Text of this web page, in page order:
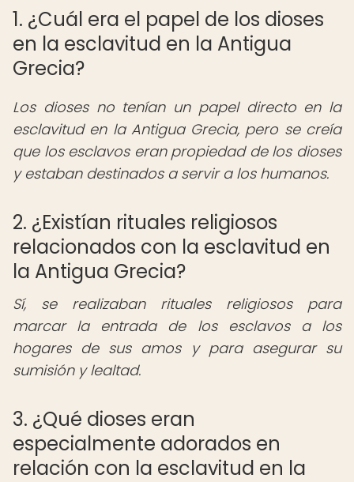
1. ¿Cuál era el papel de los dioses
en la esclavitud en la Antigua
Grecia?
Los dioses no tenían un papel directo en la
esclavitud en la Antigua Grecia, pero se creía
que los esclavos eran propiedad de los dioses
y estaban destinados a servir a los humanos.
2. ¿Existían rituales religiosos
relacionados con la esclavitud en
la Antigua Grecia?
Sí, se realizaban rituales religiosos para
marcar la entrada de los esclavos a los
hogares de sus amos y para asegurar su
sumisión y lealtad.
3. ¿Qué dioses eran
especialmente adorados en
relación con la esclavitud en la